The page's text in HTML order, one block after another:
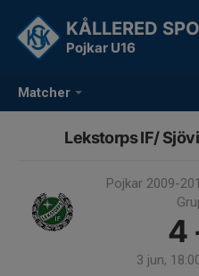
Matcher
KÅLLERED
Pojkar U16
Lekstorps IF/
Pojkar 2009-
4
3 jun,